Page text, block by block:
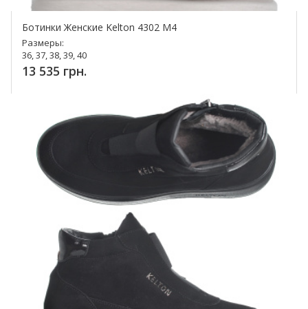
Ботинки Женские Kelton 4302 M4
Размеры:
36, 37, 38, 39, 40
13 535 грн.